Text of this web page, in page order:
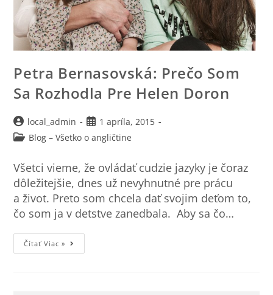
Petra Bernasovská: Prečo Som
Sa Rozhodla Pre Helen Doron
local_admin
1 apríla, 2015
Blog – Všetko o angličtine
Všetci vieme, že ovládať cudzie jazyky je čoraz
dôležitejšie, dnes už nevyhnutné pre prácu
a život. Preto som chcela dať svojim deťom to,
čo som ja v detstve zanedbala. Aby sa čo…
Čítať Viac »